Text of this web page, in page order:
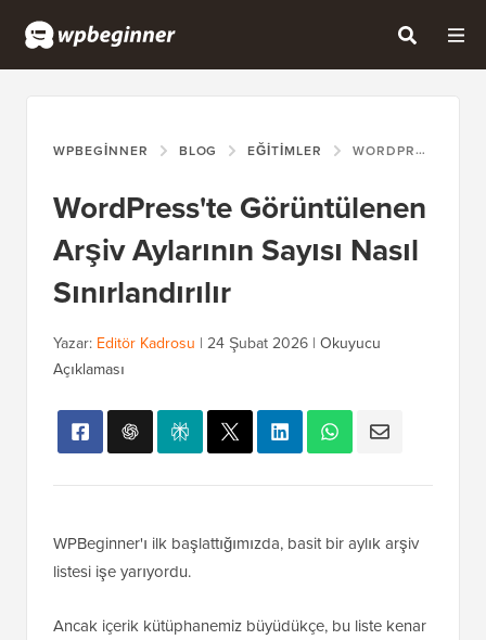
WPBEGINNER BLOG EĞITIMLER WORDPRESS'TE GÖRÜNTÜLENEN ARŞIV AYLARININ SAYISI NASIL SINIRLANDIRILIR
WordPress'te Görüntülenen
Arşiv Aylarının Sayısı Nasıl
Sınırlandırılır
Yazar: Editör Kadrosu | 24 Şubat 2026 | Okuyucu
Açıklaması
WPBeginner'ı ilk başlattığımızda, basit bir aylık arşiv
listesi işe yarıyordu.
Ancak içerik kütüphanemiz büyüdükçe, bu liste kenar